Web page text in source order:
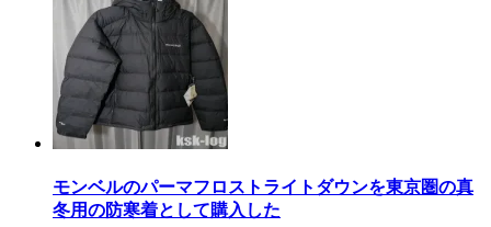
モンベルのパーマフロストライトダウンを東京圏の真
冬用の防寒着として購入した